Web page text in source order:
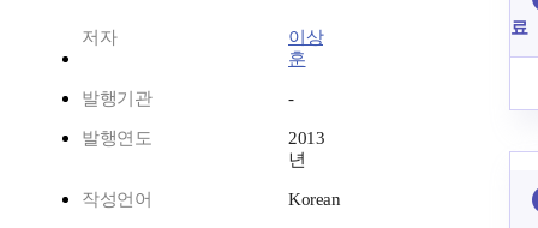
저자
이상
훈
발행기관 -
발행연도
2013
년
작성언어 Korean
료